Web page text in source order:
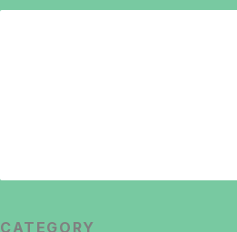
CATEGORY